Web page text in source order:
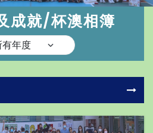
成就/杯澳相簿